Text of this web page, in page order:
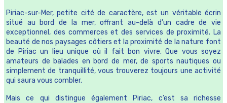
Piriac-sur-Mer, petite cité de caractère, est un véritable écrin
situé au bord de la mer, offrant au-delà d’un cadre de vie
exceptionnel, des commerces et des services de proximité. La
beauté de nos paysages côtiers et la proximité de la nature font
de Piriac un lieu unique où il fait bon vivre. Que vous soyez
amateurs de balades en bord de mer, de sports nautiques ou
simplement de tranquillité, vous trouverez toujours une activité
qui saura vous combler.
Mais ce qui distingue également Piriac, c’est sa richesse